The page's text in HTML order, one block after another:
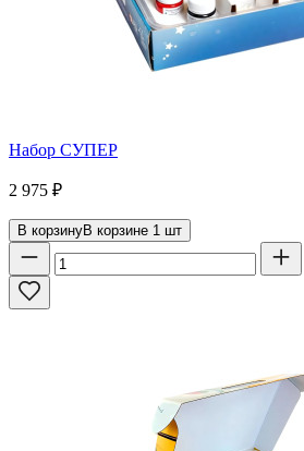
Набор СУПЕР
2 975 ₽
В корзинуВ корзине 1 шт